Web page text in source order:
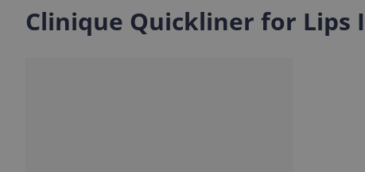
Clinique Quickliner for Lips